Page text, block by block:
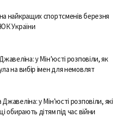
найкращих спортсменів березня
України
у Мін’юсті розповіли, як
на вибір імен для немовлят
у Мін’юсті розповіли, які
обирають дітям під час війни